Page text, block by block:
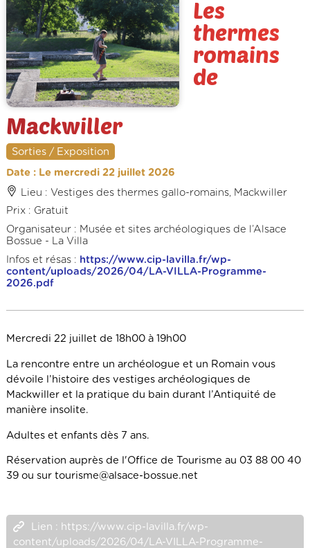
Les
thermes
romains
de
Mackwiller
Sorties / Exposition
Date : Le mercredi 22 juillet 2026
Lieu : Vestiges des thermes gallo-romains, Mackwiller
Prix : Gratuit
Organisateur : Musée et sites archéologiques de l’Alsace
Bossue - La Villa
Infos et résas : https://www.cip-lavilla.fr/wp-
content/uploads/2026/04/LA-VILLA-Programme-
2026.pdf
Mercredi 22 juillet de 18h00 à 19h00
La rencontre entre un archéologue et un Romain vous
dévoile l’histoire des vestiges archéologiques de
Mackwiller et la pratique du bain durant l’Antiquité de
manière insolite.
Adultes et enfants dès 7 ans.
Réservation auprès de l'Office de Tourisme au 03 88 00 40
39 ou sur tourisme@alsace-bossue.net
Lien : https://www.cip-lavilla.fr/wp-
content/uploads/2026/04/LA-VILLA-Programme-